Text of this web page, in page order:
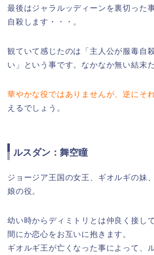
最後はジャラルッディーンを裏切った
自殺します・・・。
観ていて感じたのは「主人公が服毒自
い」という事です。なかなか無い結末
華やかな役ではありませんが、逆にそ
えるでしょう。
ルスダン：舞空瞳
ジョージア王国の女王、ギオルギの妹
娘の役。
幼い時からディミトリとは仲良く接し
間にか恋心をお互いに抱きます。
ギオルギ王が亡くなった事によって、